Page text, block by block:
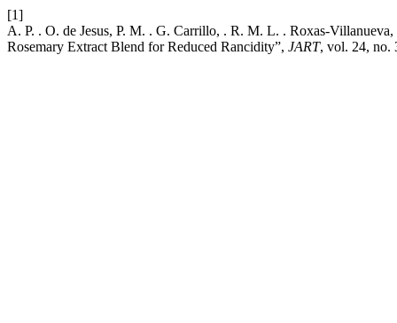
[1]
A. P. . O. de Jesus, P. M. . G. Carrillo, . R. M. L. . Roxas-
Rosemary Extract Blend for Reduced Rancidity”, JART, vol. 24, no.